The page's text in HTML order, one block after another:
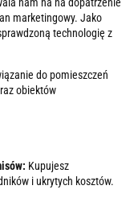
marketingowy. Jako
technologię z
do pomieszczeń
obiektów
Kupujesz
i ukrytych kosztów.